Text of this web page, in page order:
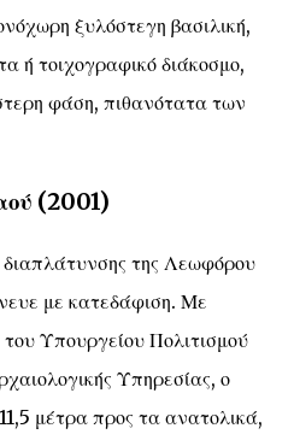
ξυλόστεγη βασιλική,
ή τοιχογραφικό διάκοσμο,
φάση, πιθανότατα των
(2001)
της Λεωφόρου
με κατεδάφιση. Με
Υπουργείου Πολιτισμού
Υπηρεσίας, ο
μέτρα προς τα ανατολικά,